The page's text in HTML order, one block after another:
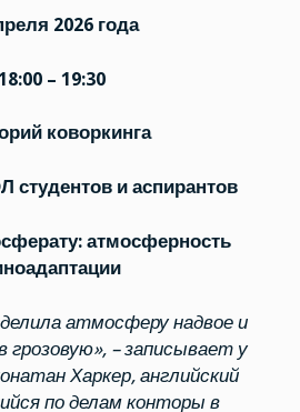
2026 года
– 19:30
коворкинга
студентов и аспирантов
атмосферность
атмосферу надвое и
грозовую», –записывает у
Харкер, английский
по делам конторы в